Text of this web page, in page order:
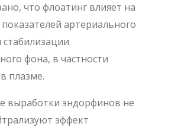
что флоатинг влияет на
артериального
фона, в частности
плазме.
выработки эндорфинов не
эффект